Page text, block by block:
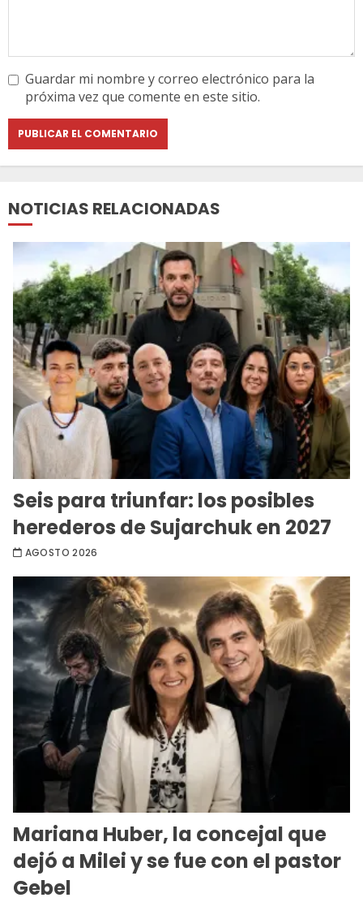
Guardar mi nombre y correo electrónico para la
próxima vez que comente en este sitio.
NOTICIAS RELACIONADAS
Seis para triunfar: los posibles
herederos de Sujarchuk en 2027
AGOSTO 2026
Mariana Huber, la concejal que
dejó a Milei y se fue con el pastor
Gebel